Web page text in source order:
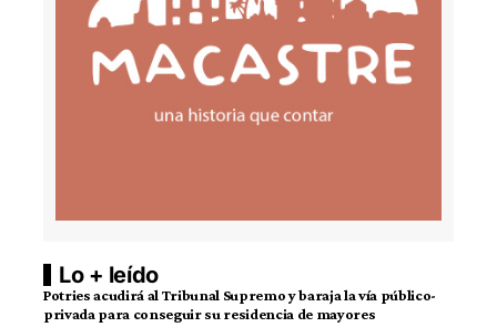
Lo + leído
Potries acudirá al Tribunal Supremo y baraja la vía público-
privada para conseguir su residencia de mayores